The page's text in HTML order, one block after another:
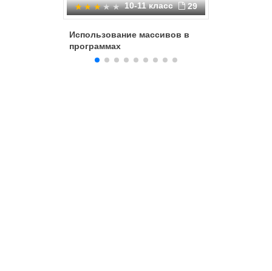
10-11 класс 29
Использование массивов в
программах